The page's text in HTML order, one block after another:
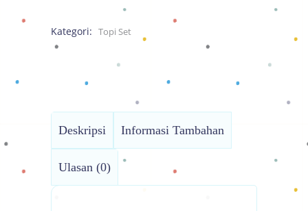
Kategori: Topi Set
Deskripsi Informasi Tambahan
Ulasan (0)